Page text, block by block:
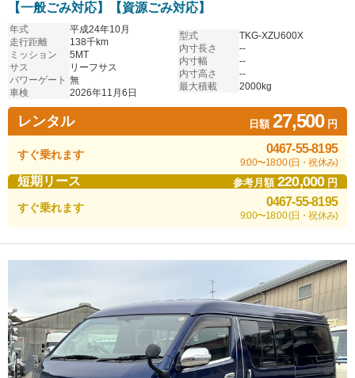
【一般ごみ対応】【資源ごみ対応】
年式
平成24年10月
走行距離
138千km
ミッション
5MT
サス
リーフサス
パワーゲート 無
車検
2026年11月6日
型式
TKG-XZU600X
内寸長さ
--
内寸幅
--
内寸高さ
--
最大積載
2000kg
レンタル 日額27,500円
すぐ乗れます 0467-55-8195
9:00〜18:00 (日・祝休み)
短期リース 参考月額220,000円
すぐ乗れます 0467-55-8195
9:00〜18:00 (日・祝休み)